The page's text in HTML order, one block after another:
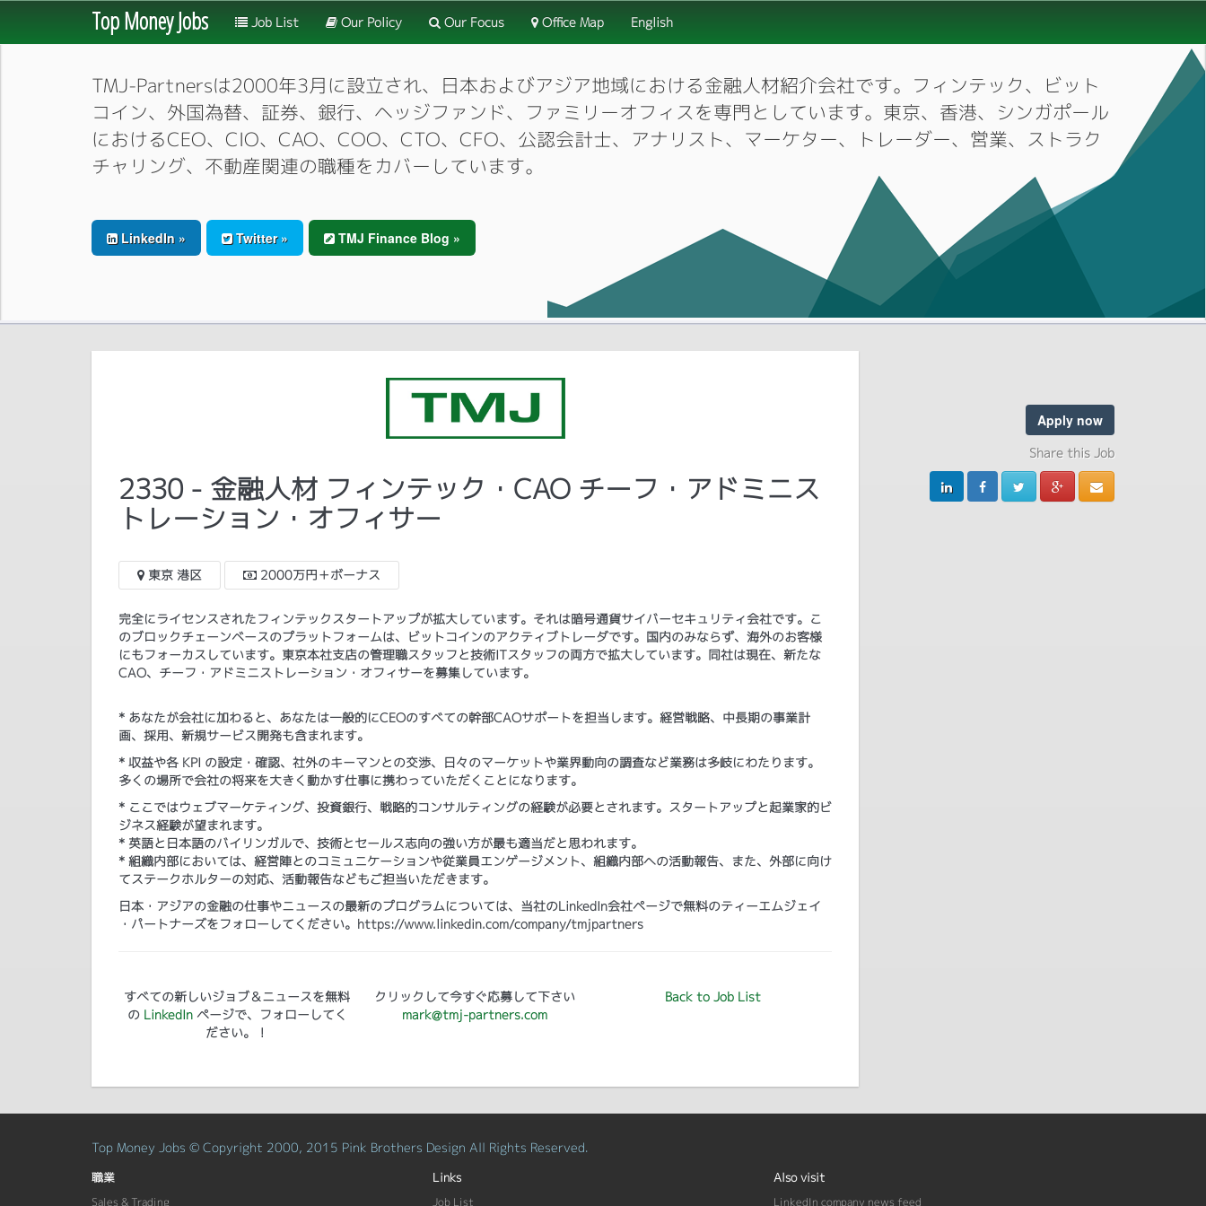
Top Money Jobs Job List Our Policy Our Focus Office Map English
TMJ-Partnersは2000年3月に設立され、日本およびアジア地域における金融人材紹介会社です。フィンテック、ビット
コイン、外国為替、証券、銀行、ヘッジファンド、ファミリーオフィスを専門としています。東京、香港、シンガポール
におけるCEO、CIO、CAO、COO、CTO、CFO、公認会計士、アナリスト、マーケター、トレーダー、営業、ストラク
チャリング、不動産関連の職種をカバーしています。
LinkedIn » Twitter » TMJ Finance Blog »
2330 - 金融人材 フィンテック・CAO チーフ・アドミニス
トレーション・オフィサー
東京 港区 2000万円＋ボーナス
完全にライセンスされたフィンテックスタートアップが拡大しています。それは暗号通貨サイバーセキュリティ会社です。こ
のブロックチェーンベースのプラットフォームは、ビットコインのアクティブトレーダです。国内のみならず、海外のお客様
にもフォーカスしています。東京本社支店の管理職スタッフと技術ITスタッフの両方で拡大しています。同社は現在、新たな
CAO、チーフ・アドミニストレーション・オフィサーを募集しています。
* あなたが会社に加わると、あなたは一般的にCEOのすべての幹部CAOサポートを担当します。経営戦略、中長期の事業計
画、採用、新規サービス開発も含まれます。
* 収益や各 KPI の設定・確認、社外のキーマンとの交渉、日々のマーケットや業界動向の調査など業務は多岐にわたります。
多くの場所で会社の将来を大きく動かす仕事に携わっていただくことになります。
* ここではウェブマーケティング、投資銀行、戦略的コンサルティングの経験が必要とされます。スタートアップと起業家的ビ
ジネス経験が望まれます。
* 英語と日本語のバイリンガルで、技術とセールス志向の強い方が最も適当だと思われます。
* 組織内部においては、経営陣とのコミュニケーションや従業員エンゲージメント、組織内部への活動報告、また、外部に向け
てステークホルターの対応、活動報告などもご担当いただきます。
日本・アジアの金融の仕事やニュースの最新のプログラムについては、当社のLinkedIn会社ページで無料のティーエムジェイ
・パートナーズをフォローしてください。https://www.linkedin.com/company/tmjpartners
すべての新しいジョブ＆ニュースを無料
の LinkedInページで、フォローしてく
ださい。！
クリックして今すぐ応募して下さい
mark@tmj-partners.com
Back to Job List
Apply now
Share this Job
Top Money Jobs © Copyright 2000, 2015 Pink Brothers Design All Rights Reserved.
職業
Sales & Trading
Links
Job List
Also visit
LinkedIn company news feed